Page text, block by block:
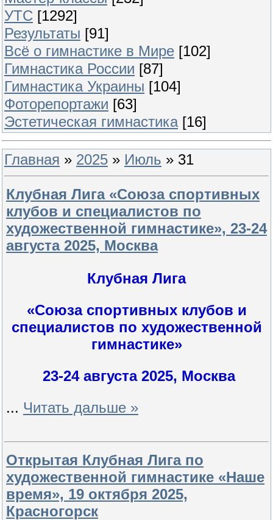
УТС [1292]
Результаты [91]
Всё о гимнастике в Мире [102]
Гимнастика России [87]
Гимнастика Украины [104]
Фоторепортажи [63]
Эстетическая гимнастика [16]
Главная » 2025 » Июль » 31
Клубная Лига «Союза спортивных
клубов и специалистов по
художественной гимнастике», 23-24
августа 2025, Москва
Клубная Лига
«Союза спортивных клубов и
специалистов по художественной
гимнастике»
23-24 августа 2025, Москва
... Читать дальше »
Открытая Клубная Лига по
художественной гимнастике «Наше
время», 19 октября 2025,
Красногорск